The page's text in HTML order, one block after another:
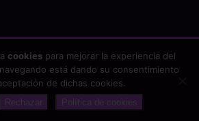
GIS Soluciones Integrales SL | Todos los
cookiespara mejorar la experiencia del
está dando su consentimiento
de dichas cookies.
Rechazar Política de cookies